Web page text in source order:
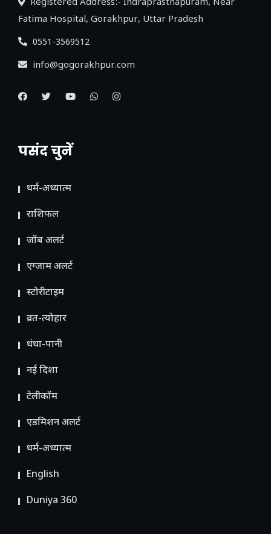
Registered Address:- Indraprasthapuram, Near
Fatima Hospital, Gorakhpur, Uttar Pradesh
0551-3569512
info@gogorakhpur.com
पसंद चुनें
धर्म-अध्यात्म
राशिफल
जॉब अलर्ट
एग्जाम अलर्ट
स्टोरीटाइम
व्रत-त्योहार
धंधा-पानी
नई दिशा
टेलीकॉम
ए​डमिशन अलर्ट
धर्म-अध्यात्म
English
Duniya 360